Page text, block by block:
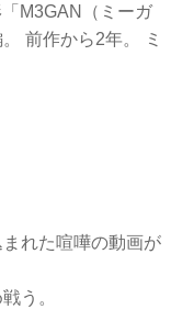
M3GAN（ミーガ
前作から2年。 ミ
れた喧嘩の動画が
う。